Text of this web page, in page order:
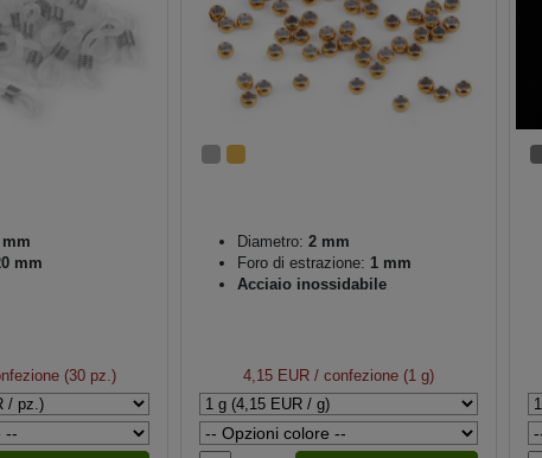
mm
mm
(30 pz.)
Diametro: 2 mm
Foro di estrazione: 1 mm
Acciaio inossidabile
4,15 EUR/ confezione (1 g)